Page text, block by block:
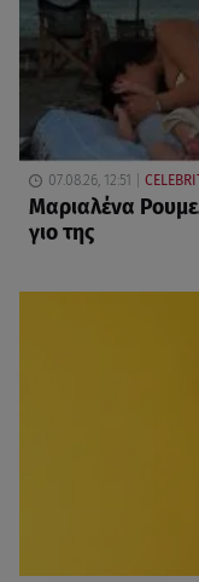
07.08.26, 12:51
Μαριαλένα
γιο της